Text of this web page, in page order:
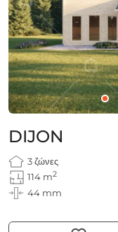
DIJON
3 ζώνες
114 m2
44 mm